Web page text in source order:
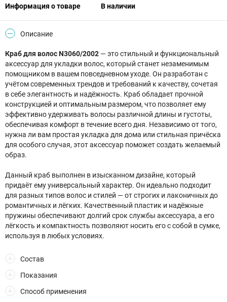
Информация о товаре В наличии
Описание
Краб для волос N3060/2002 — это стильный и функциональный
аксессуар для укладки волос, который станет незаменимым
помощником в вашем повседневном уходе. Он разработан с
учётом современных трендов и требований к качеству, сочетая
в себе элегантность и надёжность. Краб обладает прочной
конструкцией и оптимальным размером, что позволяет ему
эффективно удерживать волосы различной длины и густоты,
обеспечивая комфорт в течение всего дня. Независимо от того,
нужна ли вам простая укладка для дома или стильная причёска
для особого случая, этот аксессуар поможет создать желаемый
образ.
Данный краб выполнен в изысканном дизайне, который
придаёт ему универсальный характер. Он идеально подходит
для разных типов волос и стилей — от строгих и лаконичных до
романтичных и лёгких. Качественный пластик и надёжные
пружины обеспечивают долгий срок службы аксессуара, а его
лёгкость и компактность позволяют носить его с собой в сумке,
используя в любых условиях.
Состав
Показания
Способ применения